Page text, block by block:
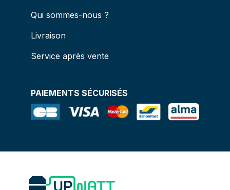
Qui sommes-nous ?
Livraison
Service après vente
PAIEMENTS SÉCURISÉS